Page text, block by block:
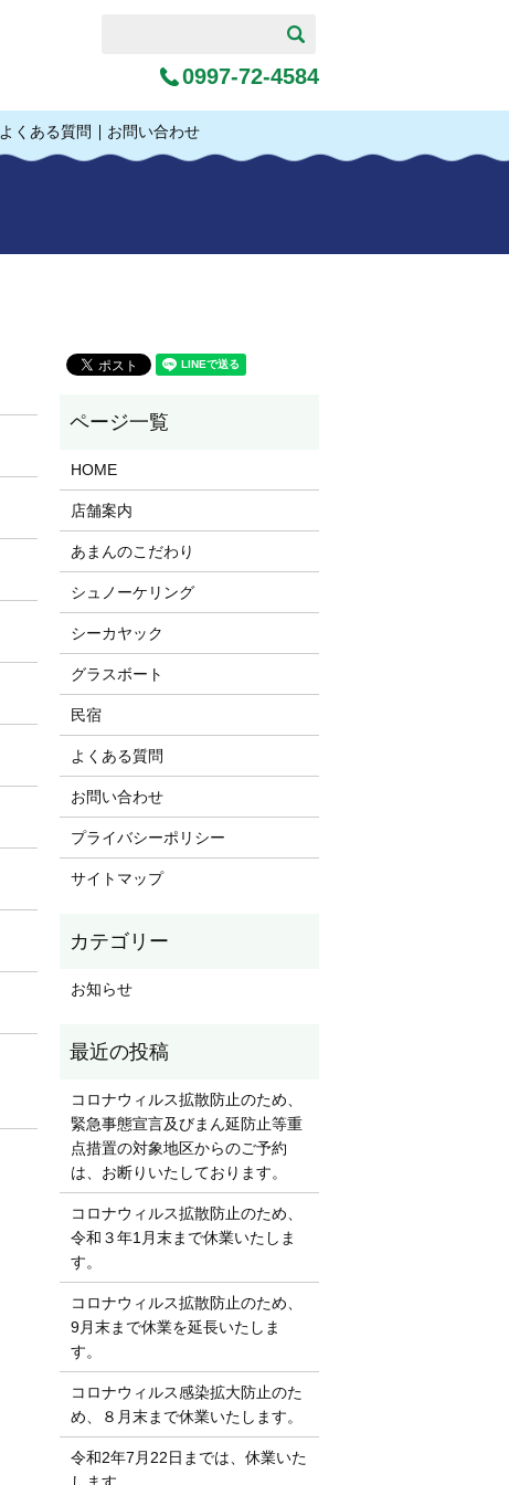
0997-72-4584
よくある質問 お問い合わせ
HOME
店舗案内
あまんのこだわり
シュノーケリング
シーカヤック
グラスボート
民宿
よくある質問
お問い合わせ
プライバシーポリシー
サイトマップ
お知らせ
コロナウィルス拡散防止のため、
緊急事態宣言及びまん延防止等重
点措置の対象地区からのご予約
は、お断りいたしております。
コロナウィルス拡散防止のため、
令和３年1月末まで休業いたしま
す。
コロナウィルス拡散防止のため、
9月末まで休業を延長いたしま
す。
コロナウィルス感染拡大防止のた
め、８月末まで休業いたします。
令和2年7月22日までは、休業いた
します。